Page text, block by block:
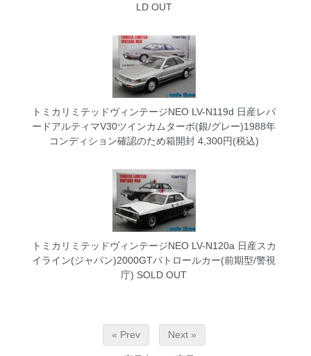
LD OUT
トミカリミテッドヴィンテージNEO LV-N119d 日産レパ
ードアルティマV30ツインカムターボ(銀/グレー)1988年
コンディション確認のため箱開封4,300円(税込)
トミカリミテッドヴィンテージNEO LV-N120a 日産スカ
イライン(ジャパン)2000GTパトロールカー(前期型/警視
庁) SOLD OUT
« Prev Next »